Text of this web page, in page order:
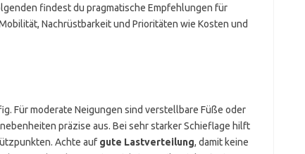
findest du pragmatische Empfehlungen für
Nachrüstbarkeit und Prioritäten wie Kosten und
Für moderate Neigungen sind verstellbare Füße oder
präzise aus. Bei sehr starker Schieflage hilft
Achte auf gute Lastverteilung, damit keine